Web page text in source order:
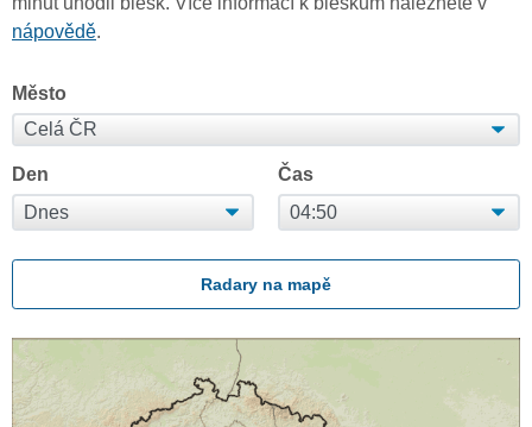
nápovědě.
Město
Den Čas
Radary na mapě